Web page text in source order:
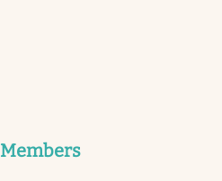
Members